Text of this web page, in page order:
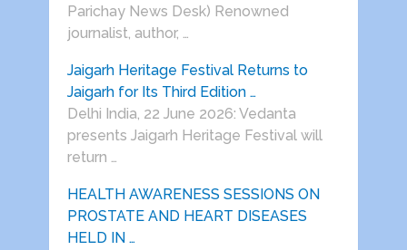
Parichay News Desk) Renowned
journalist, author, …
Jaigarh Heritage Festival Returns to
Jaigarh for Its Third Edition …
Delhi India, 22 June 2026: Vedanta
presents Jaigarh Heritage Festival will
return …
HEALTH AWARENESS SESSIONS ON
PROSTATE AND HEART DISEASES
HELD IN …